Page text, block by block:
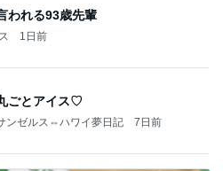
われる93歳先輩
1日前
ごとアイス♡
ンゼルス⇔ハワイ夢日記 7日前